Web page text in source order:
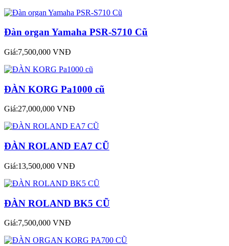
Đàn organ Yamaha PSR-S710 Cũ
Giá:7,500,000 VNĐ
ĐÀN KORG Pa1000 cũ
Giá:27,000,000 VNĐ
ĐÀN ROLAND EA7 CŨ
Giá:13,500,000 VNĐ
ĐÀN ROLAND BK5 CŨ
Giá:7,500,000 VNĐ